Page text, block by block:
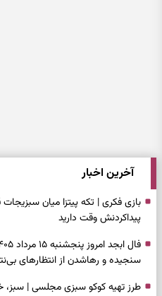
آخرین اخبار
پیداکردنش وقت دارید
سنجیده و رهاشدن از انتظارهای
طرز تهیه کوکو سبزی مجلسی |